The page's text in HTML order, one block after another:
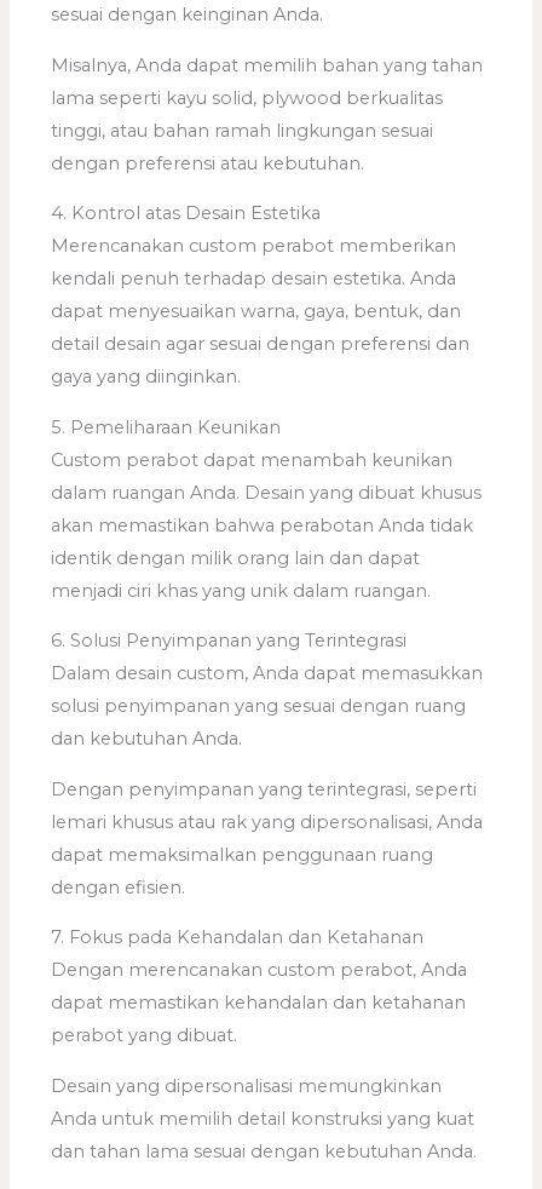
sesuai dengan keinginan Anda.
Misalnya, Anda dapat memilih bahan yang tahan
lama seperti kayu solid, plywood berkualitas
tinggi, atau bahan ramah lingkungan sesuai
dengan preferensi atau kebutuhan.
4. Kontrol atas Desain Estetika
Merencanakan custom perabot memberikan
kendali penuh terhadap desain estetika. Anda
dapat menyesuaikan warna, gaya, bentuk, dan
detail desain agar sesuai dengan preferensi dan
gaya yang diinginkan.
5. Pemeliharaan Keunikan
Custom perabot dapat menambah keunikan
dalam ruangan Anda. Desain yang dibuat khusus
akan memastikan bahwa perabotan Anda tidak
identik dengan milik orang lain dan dapat
menjadi ciri khas yang unik dalam ruangan.
6. Solusi Penyimpanan yang Terintegrasi
Dalam desain custom, Anda dapat memasukkan
solusi penyimpanan yang sesuai dengan ruang
dan kebutuhan Anda.
Dengan penyimpanan yang terintegrasi, seperti
lemari khusus atau rak yang dipersonalisasi, Anda
dapat memaksimalkan penggunaan ruang
dengan efisien.
7. Fokus pada Kehandalan dan Ketahanan
Dengan merencanakan custom perabot, Anda
dapat memastikan kehandalan dan ketahanan
perabot yang dibuat.
Desain yang dipersonalisasi memungkinkan
Anda untuk memilih detail konstruksi yang kuat
dan tahan lama sesuai dengan kebutuhan Anda.